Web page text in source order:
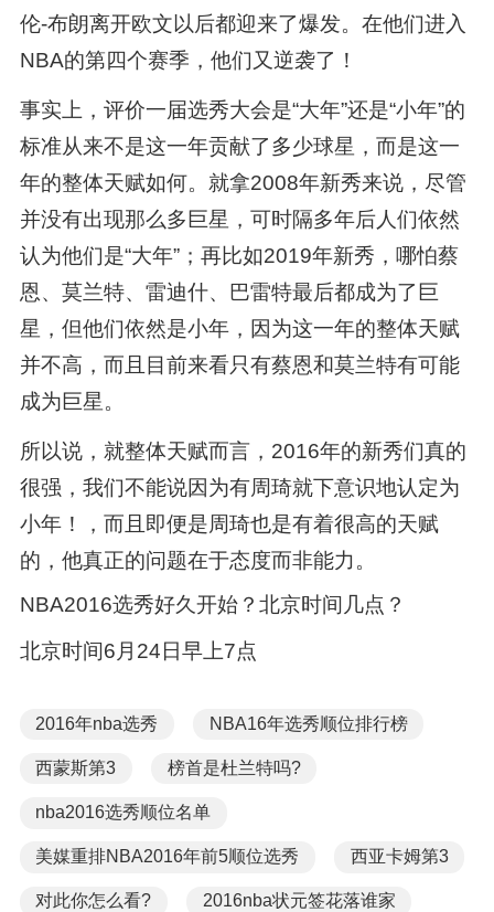
伦-布朗离开欧文以后都迎来了爆发。在他们进入
NBA的第四个赛季，他们又逆袭了！
事实上，评价一届选秀大会是“大年”还是“小年”的
标准从来不是这一年贡献了多少球星，而是这一
年的整体天赋如何。就拿2008年新秀来说，尽管
并没有出现那么多巨星，可时隔多年后人们依然
认为他们是“大年”；再比如2019年新秀，哪怕蔡
恩、莫兰特、雷迪什、巴雷特最后都成为了巨
星，但他们依然是小年，因为这一年的整体天赋
并不高，而且目前来看只有蔡恩和莫兰特有可能
成为巨星。
所以说，就整体天赋而言，2016年的新秀们真的
很强，我们不能说因为有周琦就下意识地认定为
小年！，而且即便是周琦也是有着很高的天赋
的，他真正的问题在于态度而非能力。
NBA2016选秀好久开始？北京时间几点？
北京时间6月24日早上7点
2016年nba选秀 NBA16年选秀顺位排行榜
西蒙斯第3 榜首是杜兰特吗?
nba2016选秀顺位名单
美媒重排NBA2016年前5顺位选秀 西亚卡姆第3
对此你怎么看? 2016nba状元签花落谁家